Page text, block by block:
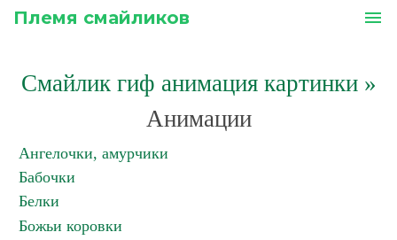
Племя смайликов menu
Смайлик гиф анимация картинки»
Анимации
Ангелочки, амурчики
Бабочки
Белки
Божьи коровки